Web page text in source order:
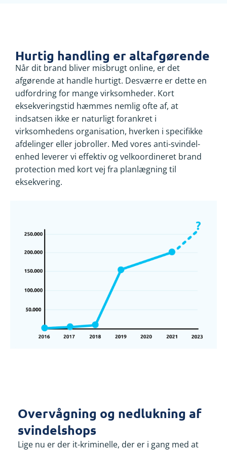
Hurtig handling er altafgørende
Når dit brand bliver misbrugt online, er det
afgørende at handle hurtigt. Desværre er dette en
udfordring for mange virksomheder. Kort
eksekveringstid hæmmes nemlig ofte af, at
indsatsen ikke er naturligt forankret i
virksomhedens organisation, hverken i specifikke
afdelinger eller jobroller. Med vores anti-svindel-
enhed leverer vi effektiv og velkoordineret brand
protection med kort vej fra planlægning til
eksekvering.
Overvågning og nedlukning af
svindelshops
Lige nu er der it-kriminelle, der er i gang med at